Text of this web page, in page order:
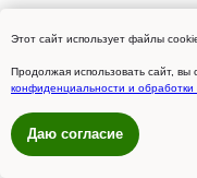
10
Этот сайт использует файлы
Продолжая использовать сайт, вы
конфиденциальности и
Даю согласие